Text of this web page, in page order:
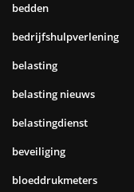
bedden
bedrijfshulpverlening
belasting
belasting nieuws
belastingdienst
beveiliging
bloeddrukmeters